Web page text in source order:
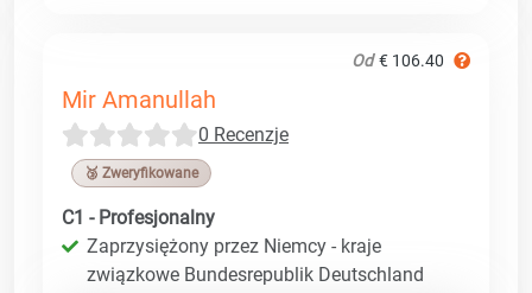
Od € 106.40
Mir Amanullah
0 Recenzje
🥉 Zweryfikowane
C1 - Profesjonalny
Zaprzysiężony przez Niemcy - kraje
związkowe Bundesrepublik Deutschland